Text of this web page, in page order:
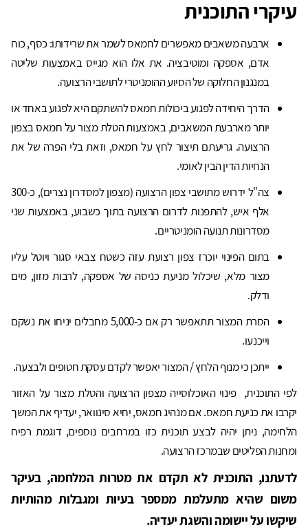
עיקרי התוכנית
ארבעה משאבים מאפשרים לחמאס לשמר את שרידותו: כסף, כוח
אדם, אספקה ומוטיבציה. את אלו הוא מגייס באמצעות שליטה
במנגנון החלוקה של הסיוע ההומניטרי לתושבי הרצועה.
הדרך היחידה לפגוע ביכולות חמאס להשתקם היא לפגוע באחד או
יותר מארבעת המשאבים, באמצעות הטלת מצור על חמאס בצפון
הרצועה. גריעתם תיצור לחץ על חמאס, וזאת בלי הפרה של את
הנחיות הדין הבין לאומי.
צה"ל ידרוש מתושבי צפון הרצועה (מצפון למסדרון נצרים), כ-300
אלף איש, להתפנות לדרום הרצועה בתוך כשבוע, באמצעות שני
מסדרונות תנועה הומניטריים.
בתום הפינוי יוכרז צפון רצועת עזה כשטח צבאי סגור ויוטל עליו
מצור מלא, שיכלול מניעת כניסה של אספקה, לרבות מזון, מים
ודלק.
הסרת המצור תתאפשר רק אם כ-5,000 מחבלים יניחו את נשקם
וייכנעו.
ייתכן כי מנוף הלחץ / המצור יאפשר לקדם עסקת חטופים ולבצעה.
לפי התוכנית, פינוי האוכלוסייה מצפון הרצועה והטלת מצור על האזור
יקרבו את כניעת חמאס. אם מנהיג חמאס, יחיא סינוואר, יעדיף את המשך
הלחימה, ניתן יהיה לבצע תוכנית כזו במרחבים נוספים, דוגמת רפיח
ומחנות הפליטים שבמרכז הרצועה.
לדעתנו, התוכנית לא תקדם את מטרות המלחמה, בעיקר
משום שהיא מתעלמת ממספר בעיות ומגבלות מהותיות
שיקשו על יישומה והשגת יעדיה.